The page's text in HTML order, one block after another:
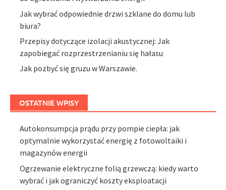
Jak wybrać odpowiednie drzwi szklane do domu lub
biura?
Przepisy dotyczące izolacji akustycznej: Jak
zapobiegać rozprzestrzenianiu się hałasu
Jak pozbyć się gruzu w Warszawie.
OSTATNIE WPISY
Autokonsumpcja prądu przy pompie ciepła: jak
optymalnie wykorzystać energię z fotowoltaiki i
magazynów energii
Ogrzewanie elektryczne folią grzewczą: kiedy warto
wybrać i jak ograniczyć koszty eksploatacji